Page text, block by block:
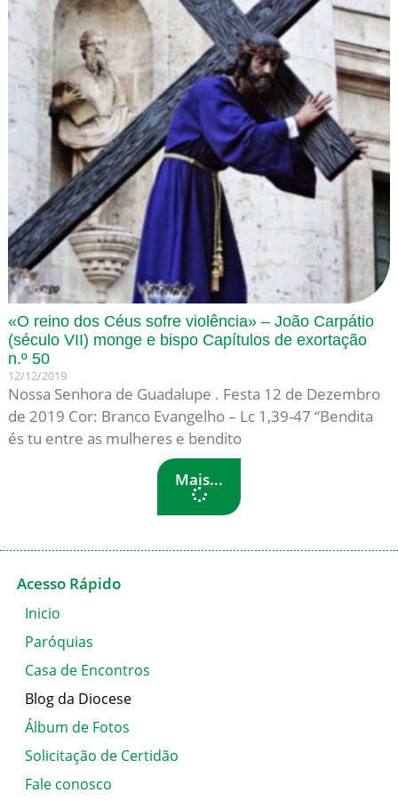
«O reino dos Céus sofre violência» – João Carpátio
(século VII) monge e bispo Capítulos de exortação
n.º 50
12/12/2019
Nossa Senhora de Guadalupe . Festa 12 de Dezembro
de 2019 Cor: Branco Evangelho – Lc 1,39-47 “Bendita
és tu entre as mulheres e bendito
Mais...
Acesso Rápido
Inicio
Paróquias
Casa de Encontros
Blog da Diocese
Álbum de Fotos
Solicitação de Certidão
Fale conosco